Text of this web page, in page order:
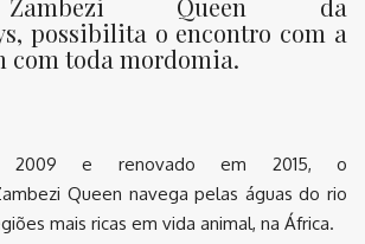
possibilita o encontro com a
com toda mordomia.
2009 e renovado em 2015, o
Queen navega pelas águas do rio
mais ricas em vida animal, na África.